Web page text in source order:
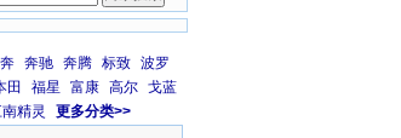
奔驰 奔腾 标致 波罗
田 福星 富康 高尔 戈蓝
精灵 更多分类>>